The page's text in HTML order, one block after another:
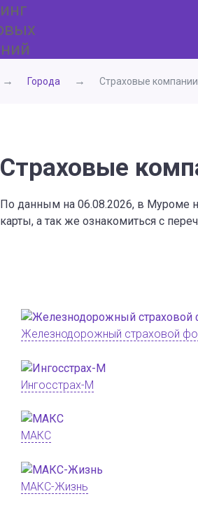
Города Страховые
Страховые
По данным на 06.08.2026, в Муроме
карты, а так же ознакомиться с
Железнодорожный страховой
Ингосстрах-М
МАКС
МАКС-Жизнь